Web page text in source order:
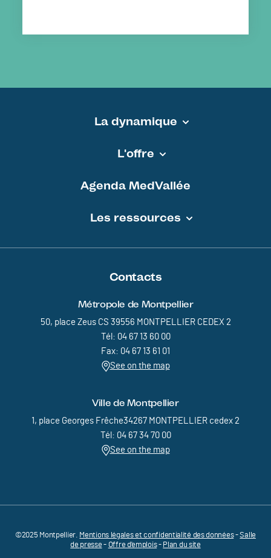
Pied de page - MEDVALLEE
La dynamique
L'offre
Agenda MedVallée
Les ressources
Contacts
Métropole de Montpellier
50, place Zeus CS 39556 MONTPELLIER CEDEX 2
Tél: 04 67 13 60 00
Fax: 04 67 13 61 01
See on the map
Ville de Montpellier
1, place Georges Frêche34267 MONTPELLIER cedex 2
Tél: 04 67 34 70 00
See on the map
Pied de page - Menu bas - MEDVALLEE
©2025 Montpellier. Mentions légales et confidentialité des données-Salle
de presse- Offre d'emplois- Plan du site